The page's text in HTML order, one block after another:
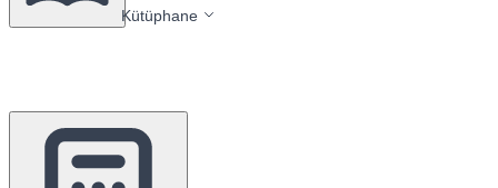
Kütüphane